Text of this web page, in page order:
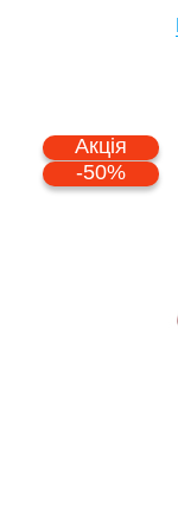
Акція
-50%